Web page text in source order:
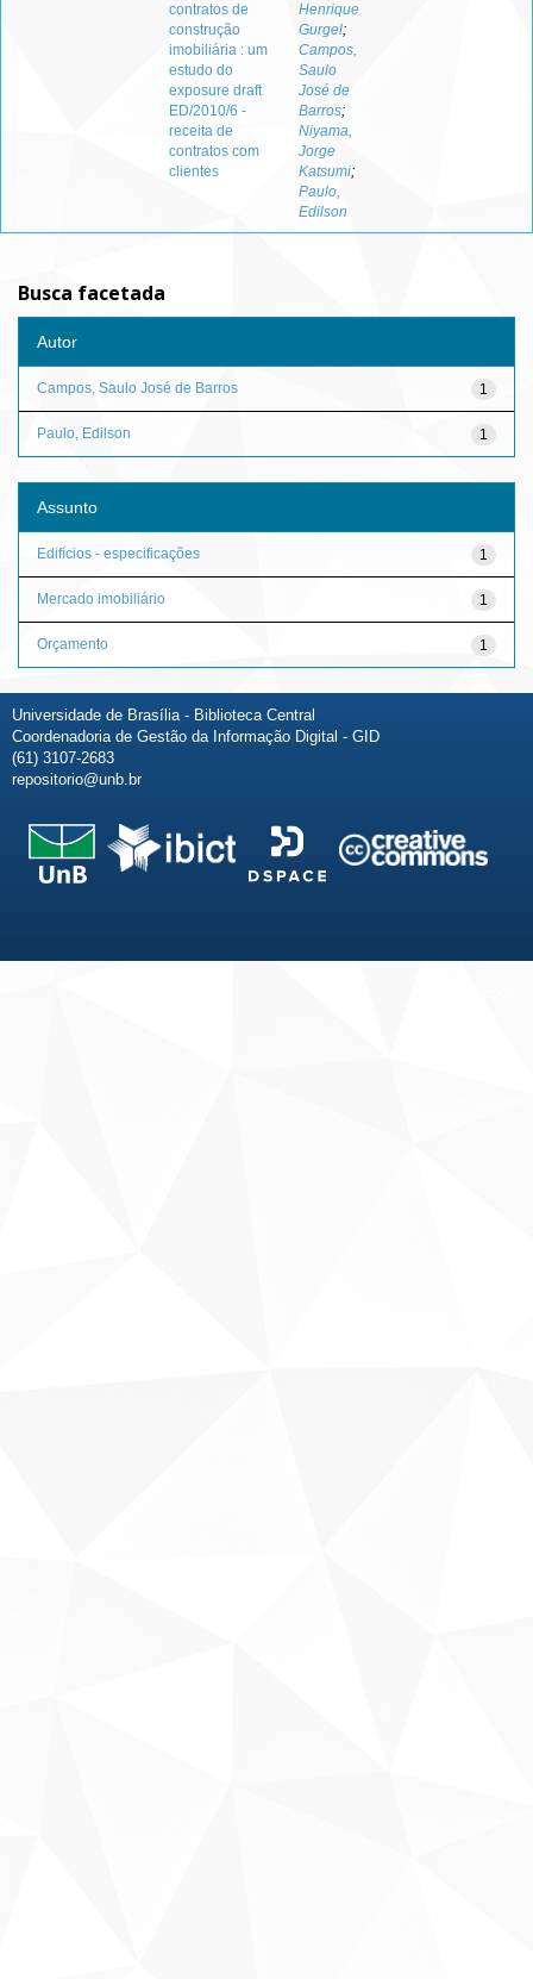
contratos de
construção
imobiliária : um
estudo do
exposure draft
ED/2010/6 -
receita de
contratos com
clientes
Henrique
Gurgel;
Campos,
Saulo
José de
Barros;
Niyama,
Jorge
Katsumi;
Paulo,
Edilson
Busca facetada
Autor
1
Campos, Saulo José de Barros
1
Paulo, Edilson
Assunto
1
Edifícios - especificações
1
Mercado imobiliário
1
Orçamento
Universidade de Brasília - Biblioteca Central
Coordenadoria de Gestão da Informação Digital - GID
(61) 3107-2683
repositorio@unb.br